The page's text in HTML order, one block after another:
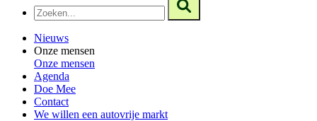
Nieuws
Onze mensen
Onze mensen
Agenda
Doe Mee
Contact
We willen een autovrije markt